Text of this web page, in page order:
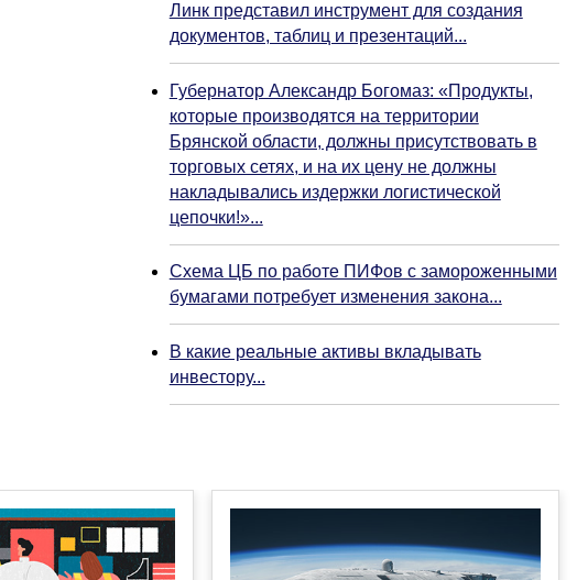
Линк представил инструмент для создания
документов, таблиц и презентаций...
Губернатор Александр Богомаз: «Продукты,
которые производятся на территории
Брянской области, должны присутствовать в
торговых сетях, и на их цену не должны
накладывались издержки логистической
цепочки!»...
Схема ЦБ по работе ПИФов с замороженными
бумагами потребует изменения закона...
В какие реальные активы вкладывать
инвестору...